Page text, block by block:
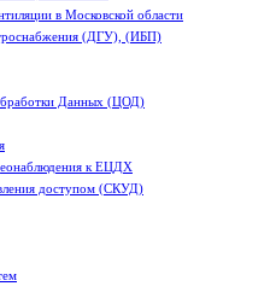
в Московской области
(ДГУ), (ИБП)
Данных (ЦОД)
к ЕЦДХ
доступом (СКУД)